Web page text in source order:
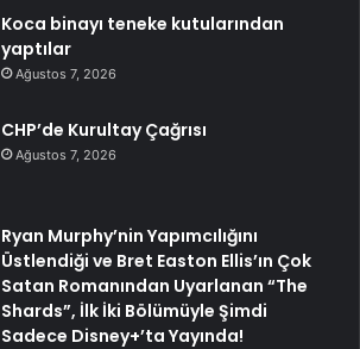
Koca binayı teneke kutularından
yaptılar
Ağustos 7, 2026
CHP’de Kurultay Çağrısı
Ağustos 7, 2026
Ryan Murphy’nin Yapımcılığını
Üstlendiği ve Bret Easton Ellis’ın Çok
Satan Romanından Uyarlanan “The
Shards”, İlk İki Bölümüyle Şimdi
Sadece Disney+’ta Yayında!